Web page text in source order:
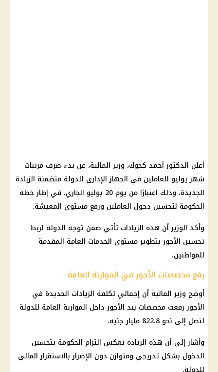
أعلن الدكتور أحمد كجوك، وزير المالية، عن بدء صرف مرتبات
شهر يوليو للعاملين في الجهاز الإداري للدولة متضمنة الزيادة
الجديدة، وذلك اعتبارًا من يوم 20 يوليو الجاري، في إطار خطة
الحكومة لتحسين دخول العاملين ورفع مستوى المعيشة.
وأكد الوزير أن هذه الزيادات تأتي ضمن توجه الدولة لربط
تحسين الأجور بتطوير مستوى الخدمات العامة المقدمة
للمواطنين.
رفع مخصصات الأجور في الموازنة العامة
أوضح وزير المالية أن إجمالي تكلفة الزيادات الجديدة في
الأجور رفعت مخصصات بند الأجور داخل الموازنة العامة للدولة
لتصل إلى نحو 822.8 مليار جنيه.
وأشار إلى أن هذه الزيادة تعكس التزام الحكومة بتحسين
الدخول بشكل تدريجي ومتوازن دون الإضرار بالاستقرار المالي